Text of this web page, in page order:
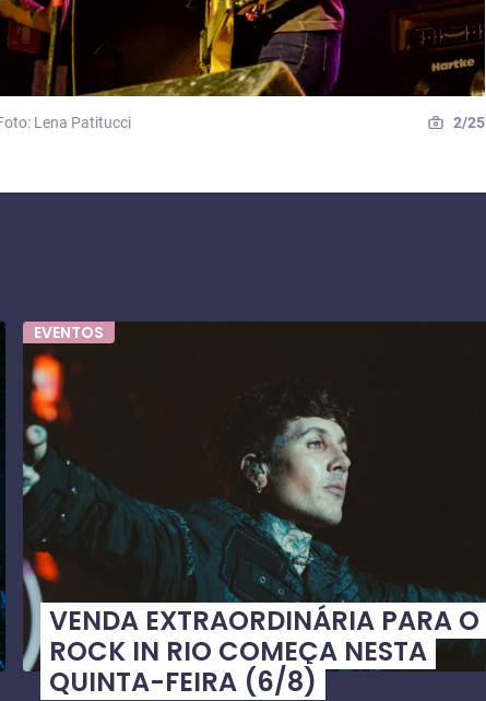
Lena Patitucci 2/25
EVENTOS
VENDA EXTRAORDINÁRIA PARA O
ROCK IN RIO COMEÇA NESTA
QUINTA-FEIRA (6/8)